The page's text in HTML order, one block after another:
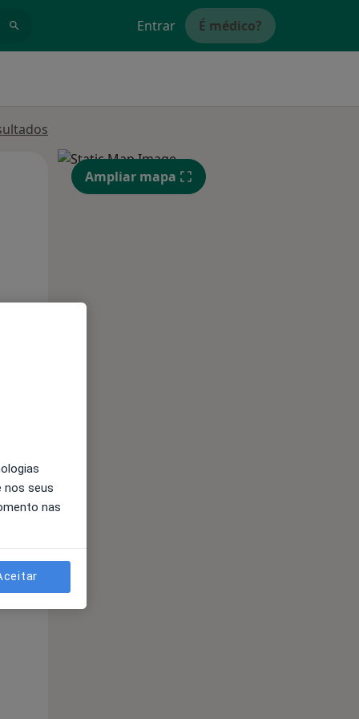
Entrar É médico?
Sex, Sáb,
15 Ago
Ampliar mapa
nos seus
nas